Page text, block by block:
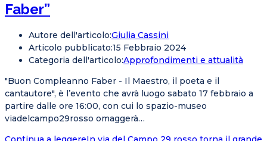
Faber”
Autore dell'articolo:Giulia Cassini
Articolo pubblicato:15 Febbraio 2024
Categoria dell'articolo:Approfondimenti e attualità
"Buon Compleanno Faber - Il Maestro, il poeta e il
cantautore", è l’evento che avrà luogo sabato 17 febbraio a
partire dalle ore 16:00, con cui lo spazio-museo
viadelcampo29rosso omaggerà…